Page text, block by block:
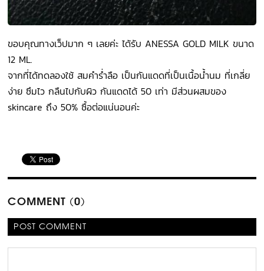
ขอบคุณทางเว็ปมาก ๆ เลยค่ะ ได้รับ ANESSA GOLD MILK ขนาด
12 ML.
จากที่ได้ทดลองใช้ สมคำร่ำลือ เป็นกันแดดที่เป็นเนื้อน้ำนม ที่เกลี่ย
ง่าย ซึมไว กลืนไปกับผิว กันแดดได้ 50 เท่า มีส่วนผสมของ
skincare ถึง 50% ซื้อต่อแน่นอนค่ะ
COMMENT (0)
POST COMMENT